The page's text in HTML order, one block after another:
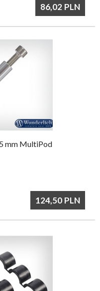
86,02 PLN
mm MultiPod
124,50 PLN